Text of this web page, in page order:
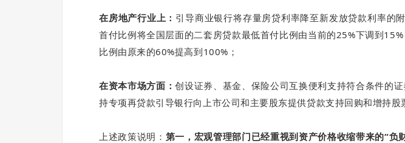
在房地产行业上： 引导商业银行将存量房贷利率降至新发放贷款利率的
首付比例将全国层面的二套房贷款最低首付比例由当前的25%下调到
比例由原来的60%提高到100%；
在资本市场方面：创设证券、基金、保险公司互换便利支持符合条件的
持专项再贷款引导银行向上市公司和主要股东提供贷款支持回购和增持股
上述政策说明： 第一，宏观管理部门已经重视到资产价格收缩带来的“